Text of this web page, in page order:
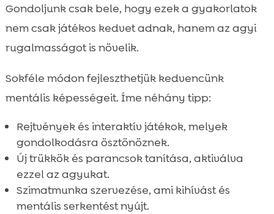
Gondoljunk csak bele, hogy ezek a gyakorlatok
nem csak játékos kedvet adnak, hanem az agyi
rugalmasságot is növelik.
Sokféle módon fejleszthetjük kedvencünk
mentális képességeit. Íme néhány tipp:
Rejtvények és interaktív játékok, melyek
gondolkodásra ösztönöznek.
Új trükkök és parancsok tanítása, aktiválva
ezzel az agyukat.
Szimatmunka szervezése, ami kihívást és
mentális serkentést nyújt.